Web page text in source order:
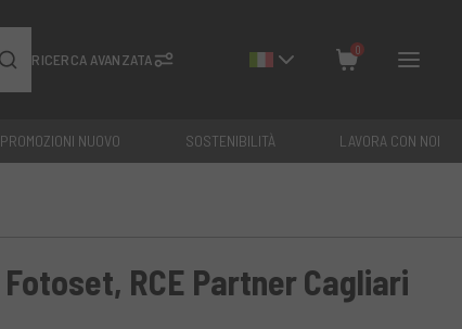
RICERCA AVANZATA
0
Chiudi
PROMOZIONI NUOVO SOSTENIBILITÀ LAVORA CON NOI
Fotoset, RCE Partner Cagliari